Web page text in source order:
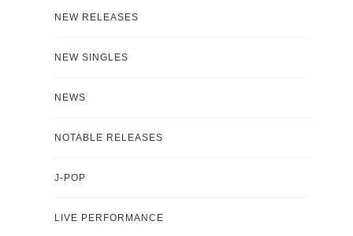
NEW RELEASES
NEW SINGLES
NEWS
NOTABLE RELEASES
J-POP
LIVE PERFORMANCE